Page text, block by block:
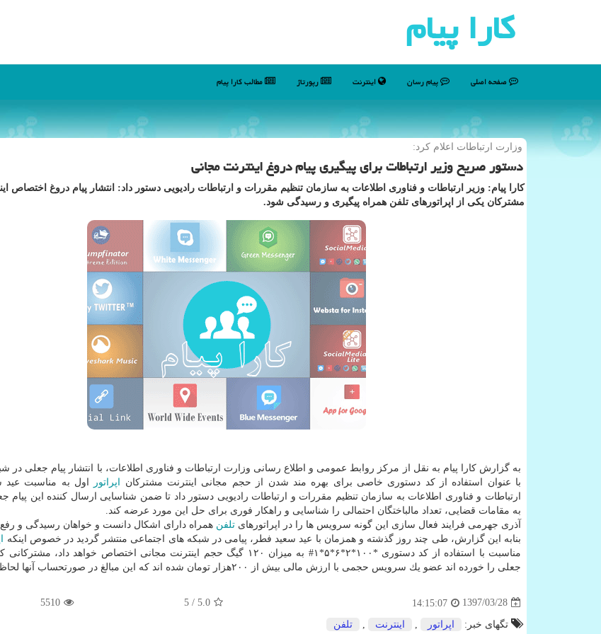
كارا پیام
صفحه اصلی پیام رسان اینترنت رپورتاژ مطالب كارا پیام
وزارت ارتباطات اعلام كرد:
دستور صریح وزیر ارتباطات برای پیگیری پیام دروغ اینترنت مجانی
كارا پیام: وزیر ارتباطات و فناوری اطلاعات به سازمان تنظیم مقررات و ارتباطات رادیویی دستور داد: انتشار پیام دروغ اختصاص
مشتركان یكی از اپراتورهای تلفن همراه پیگیری و رسیدگی شود.
به گزارش كارا پیام به نقل از مركز روابط عمومی و اطلاع رسانی وزارت ارتباطات و فناوری اطلاعات، با انتشار پیام جعلی در
با عنوان استفاده از كد دستوری خاصی برای بهره مند شدن از حجم مجانی اینترنت مشتركان
اپراتور
اول به مناسبت عید
ارتباطات و فناوری اطلاعات به سازمان تنظیم مقررات و ارتباطات رادیویی دستور داد تا ضمن شناسایی ارسال كننده این
به مقامات قضایی، تعداد مالباختگان احتمالی را شناسایی و راهكار فوری برای حل این مورد عرضه كند.
آذری جهرمی فرایند فعال سازی این گونه سرویس ها را در اپراتورهای تلفن همراه دارای اشكال دانست و خواهان رسیدگی و
بنابه این گزارش، طی چند روز گذشته و همزمان با عید سعید فطر، پیامی در شبكه های اجتماعی منتشر گردید در خصوص اینكه
مناسبت با استفاده از كد دستوری *۱۰۰*۲*۶*۵*۱# به میزان ۱۲۰ گیگ حجم اینترنت مجانی اختصاص خواهد
جعلی را خورده اند عضو یك سرویس حجمی با ارزش مالی بیش از ۲۰۰هزار تومان شده اند كه این مبالغ در صورتحساب آنها لحاظ شده است.
1397/03/28
14:15:07
5.0
/ 5
5510
تگهای خبر: اپراتور اینترنت تلفن